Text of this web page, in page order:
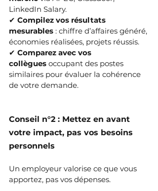
LinkedIn Salary.
✔ Compilez vos résultats
mesurables : chiffre d’affaires généré,
économies réalisées, projets réussis.
✔ Comparez avec vos
collègues occupant des postes
similaires pour évaluer la cohérence
de votre demande.
Conseil n°2 : Mettez en avant
votre impact, pas vos besoins
personnels
Un employeur valorise ce que vous
apportez, pas vos dépenses.